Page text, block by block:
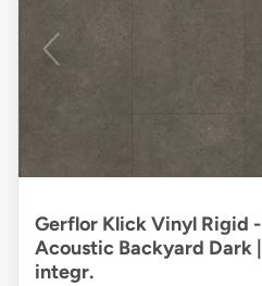
Gerflor Klick Vinyl Rigid
Acoustic Backyard Dark
integr.